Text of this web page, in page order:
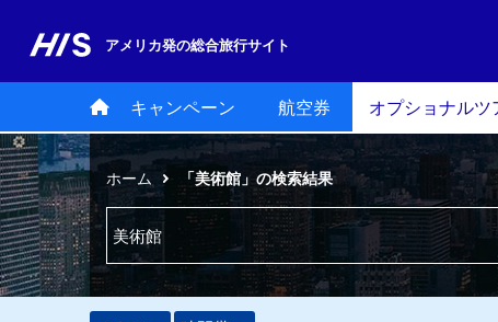
アメリカ発の総合旅行サイト
キャンペーン 航空券 オプショナルツ
ホーム 「美術館」の検索結果